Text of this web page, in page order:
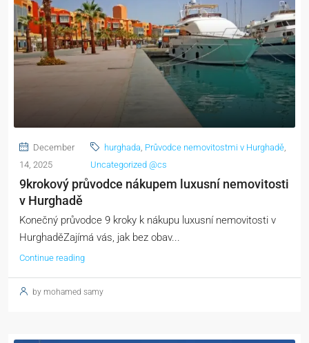
December
14, 2025
hurghada Průvodce nemovitostmi v Hurghadě
Uncategorized @cs
9krokový průvodce nákupem luxusní nemovitosti
v Hurghadě
Konečný průvodce 9 kroky k nákupu luxusní nemovitosti v
HurghaděZajímá vás, jak bez obav...
Continue reading
by mohamed samy